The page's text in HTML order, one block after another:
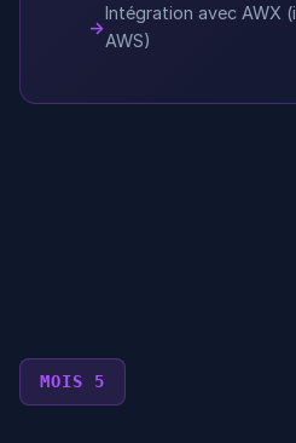
Intégration avec AWX
AWS)
MOIS 5